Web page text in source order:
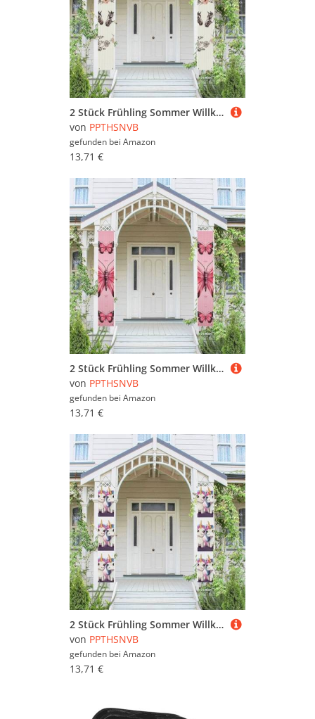
2 Stück Frühling Sommer Willkommen Veranda Banner Hängende Flagge Veranda Schild für Haustür Wand Veranda Banner Blumen und Pferde handgezeichnete Willkommenstür hängende Banner Wand Hintergrund
von PPTHSNVB
gefunden bei Amazon
13,71 €
2 Stück Frühling Sommer Willkommen Veranda Banner hängende Flagge Veranda Schild für Haustür Wand Veranda Banner Schmetterling Willkommen Tür hängende Banner Wand Hintergrund Urlaub Dekoration
von PPTHSNVB
gefunden bei Amazon
13,71 €
2 Stück Frühling Sommer Willkommen Veranda Banner Hängende Flagge Veranda Schild für Haustür Wand Veranda Banner Niedliches Pferd Willkommen Tür hängende Banner Wand Hintergrund Urlaub Dekoration
von PPTHSNVB
gefunden bei Amazon
13,71 €